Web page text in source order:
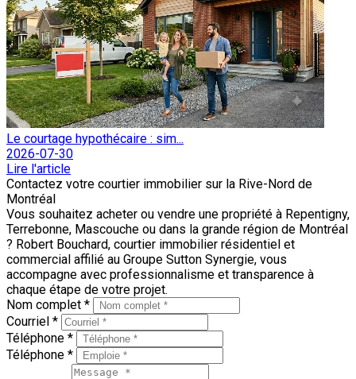
Le courtage hypothécaire : sim...
2026-07-30
Lire l'article
Contactez votre courtier immobilier sur la Rive-Nord de
Montréal
Vous souhaitez acheter ou vendre une propriété à Repentigny,
Terrebonne, Mascouche ou dans la grande région de Montréal
? Robert Bouchard, courtier immobilier résidentiel et
commercial affilié au Groupe Sutton Synergie, vous
accompagne avec professionnalisme et transparence à
chaque étape de votre projet.
Nom complet *
Courriel *
Téléphone *
Téléphone *